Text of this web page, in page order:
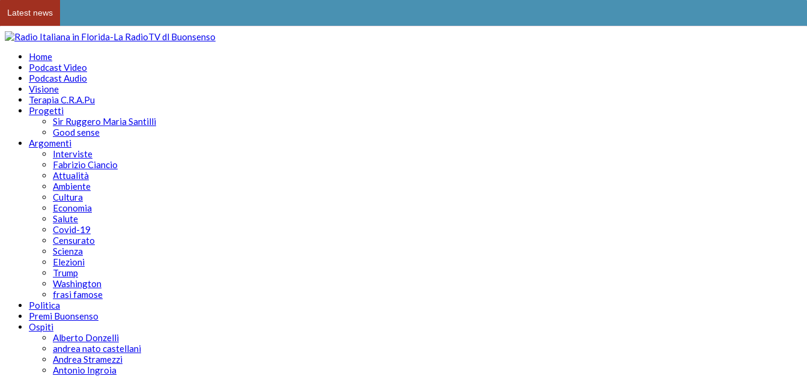
Latest news
Home
Podcast Video
Podcast Audio
Visione
Terapia C.R.A.Pu
Progetti
Sir Ruggero Maria Santilli
Good sense
Argomenti
Interviste
Fabrizio Ciancio
Attualità
Ambiente
Cultura
Economia
Salute
Covid-19
Censurato
Scienza
Elezioni
Trump
Washington
frasi famose
Politica
Premi Buonsenso
Ospiti
Alberto Donzelli
andrea nato castellani
Andrea Stramezzi
Antonio Ingroia